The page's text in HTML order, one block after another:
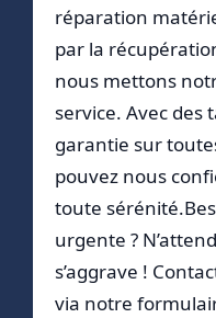
réparation
par la
nous mettons
service. Avec
garantie sur
pouvez nous
toute
urgente ?
s’aggrave !
via notre